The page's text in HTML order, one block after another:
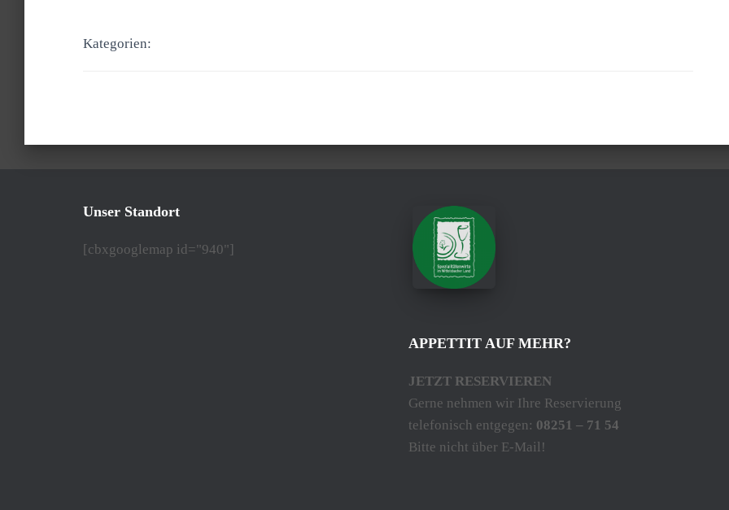
Kategorien:
Unser Standort
[cbxgooglemap id="940"]
APPETTIT AUF MEHR?
JETZT RESERVIEREN
Gerne nehmen wir Ihre Reservierung
telefonisch entgegen: 08251 – 71 54
Bitte nicht über E-Mail!